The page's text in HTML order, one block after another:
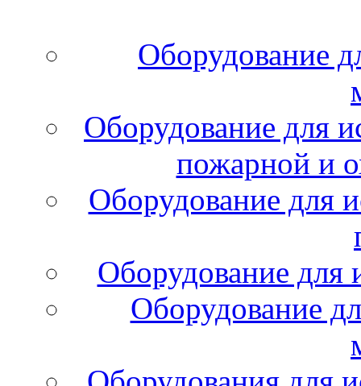
Оборудование
Оборудование для
пожарной и
Оборудование для
Оборудование для
Оборудование